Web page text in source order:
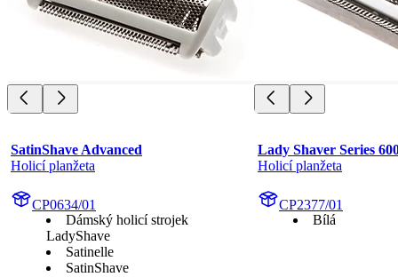
SatinShave Advanced
Holicí planžeta
CP0634/01
Dámský holicí strojek
LadyShave
Satinelle
SatinShave
Lady Shaver Series
Holicí planžeta
CP2377/01
Bílá